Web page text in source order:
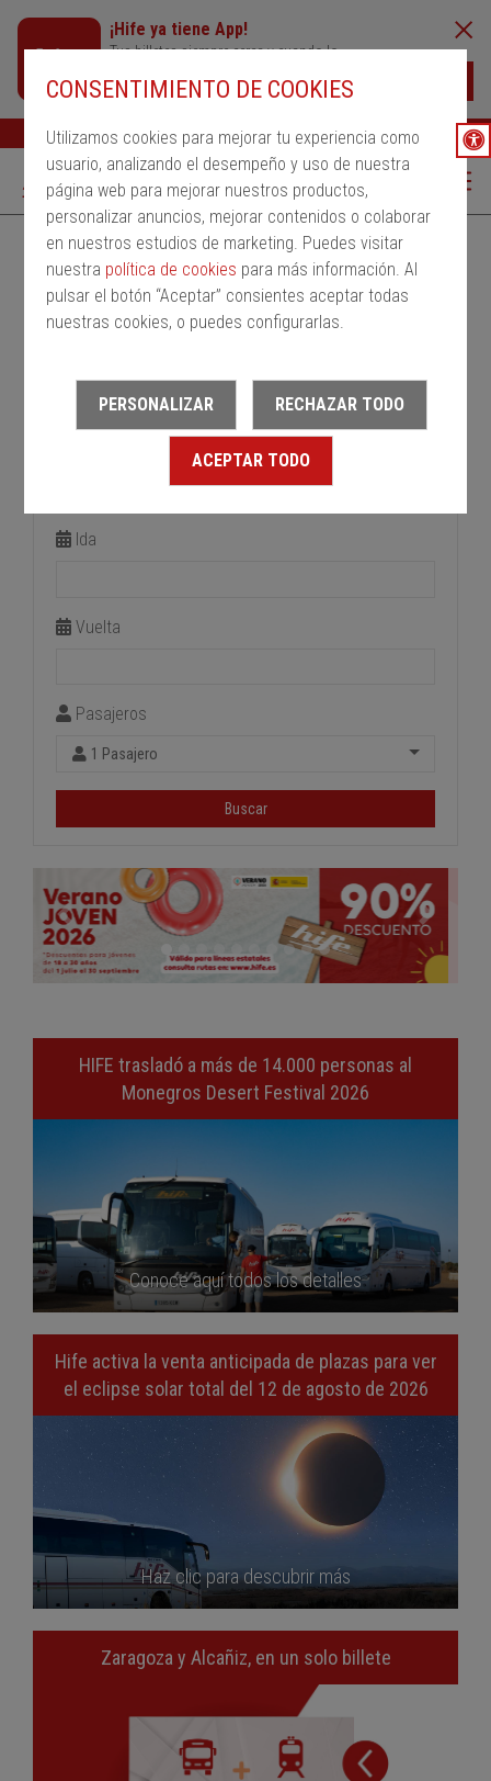
CONSENTIMIENTO DE COOKIES
Utilizamos cookies para mejorar tu experiencia como
usuario, analizando el desempeño y uso de nuestra
página web para mejorar nuestros productos,
personalizar anuncios, mejorar contenidos o colaborar
en nuestros estudios de marketing. Puedes visitar
nuestra política de cookies para más información. Al
pulsar el botón “Aceptar” consientes aceptar todas
nuestras cookies, o puedes configurarlas.
PERSONALIZAR RECHAZAR TODO
ACEPTAR TODO
¡Hife ya tiene App!
Tus billetes siempre cerca y cuando lo
Buscar Ayuda ESP
Desde
Estación de llegada
Ida
Vuelta
Pasajeros
1 Pasajero
Buscar
HIFE trasladó a más de 14.000 personas al
Monegros Desert Festival 2026
Conoce aquí todos los detalles
Hife activa la venta anticipada de plazas para ver
el eclipse solar total del 12 de agosto de 2026
Haz clic para descubrir más
Zaragoza y Alcañiz, en un solo billete